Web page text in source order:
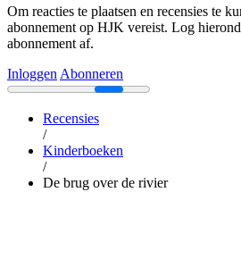
Om reacties te plaatsen en recensies te
abonnement op HJK vereist. Log
abonnement af.
Inloggen Abonneren
Recensies
/
Kinderboeken
/
De brug over de rivier